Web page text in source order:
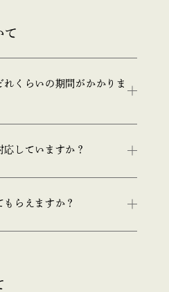
て
くらいの期間がかかりま
していますか？
らえますか？